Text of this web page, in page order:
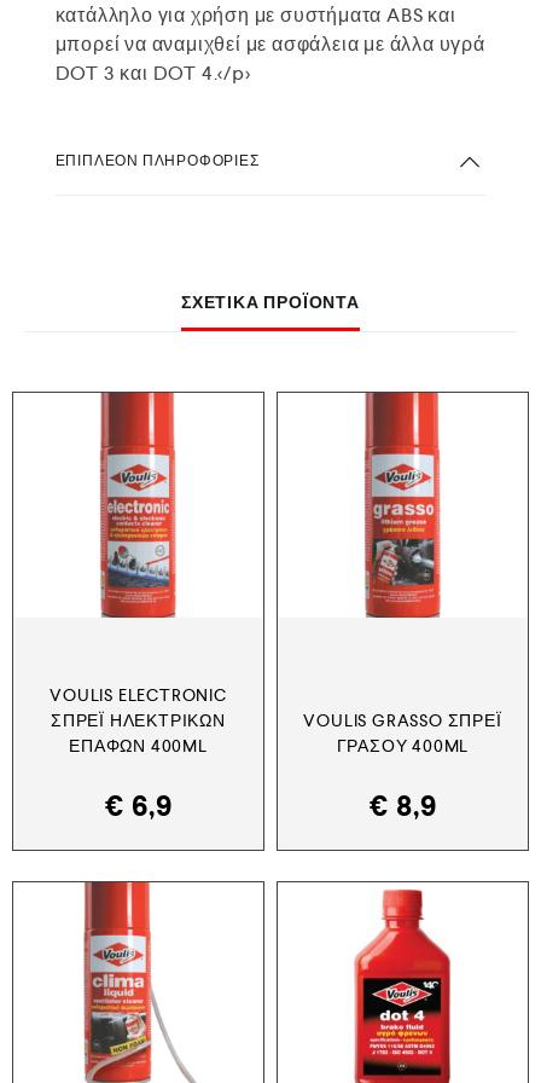
κατάλληλο για χρήση με συστήματα ABS και
μπορεί να αναμιχθεί με ασφάλεια με άλλα υγρά
DOT 3 και DOT 4.</p>
ΕΠΙΠΛΈΟΝ ΠΛΗΡΟΦΟΡΊΕΣ
ΣΧΕΤΙΚΆ ΠΡΟΪΌΝΤΑ
VOULIS ELECTRONIC
ΣΠΡΈΙ ΗΛΕΚΤΡΙΚΏΝ
ΕΠΑΦΏΝ 400ML
€ 6,9
VOULIS GRASSO ΣΠΡΈΙ
ΓΡΆΣΟΥ 400ML
€ 8,9